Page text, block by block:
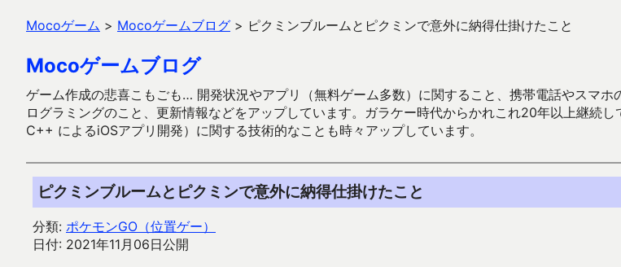
Mocoゲーム > Mocoゲームブログ > ピクミンブルームとピクミンで意外に納得仕掛けたこと
Mocoゲームブログ
ゲーム作成の悲喜こもごも… 開発状況やアプリ（無料ゲーム多数）に関すること、携帯電話やスマ
ログラミングのこと、更新情報などをアップしています。ガラケー時代からかれこれ20年以上継
C++ によるiOSアプリ開発）に関する技術的なことも時々アップしています。
ピクミンブルームとピクミンで意外に納得仕掛けたこと
分類: ポケモンGO（位置ゲー）
日付: 2021年11月06日公開